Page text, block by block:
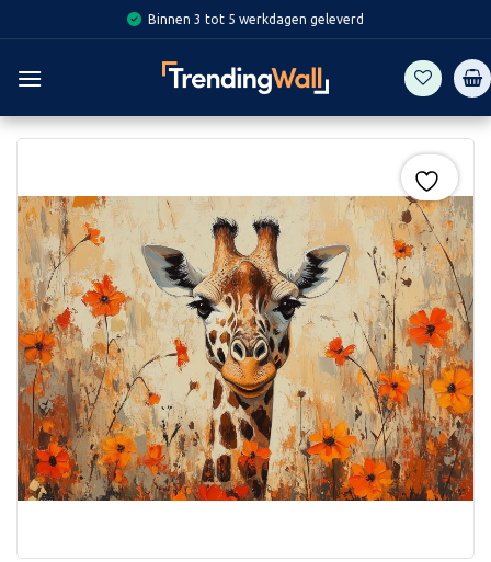
to
content
Binnen 3 tot 5 werkdagen geleverd